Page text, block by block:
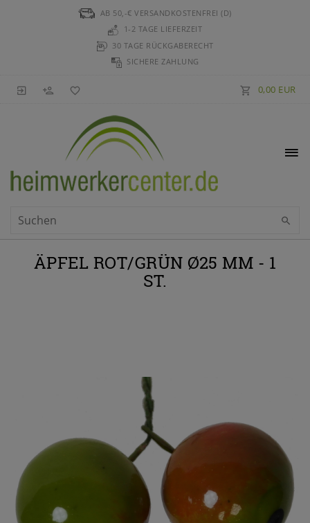
AB 50,-€ VERSANDKOSTENFREI (D)
1-2 TAGE LIEFERZEIT
30 TAGE RÜCKGABERECHT
SICHERE ZAHLUNG
0,00 EUR
ÄPFEL ROT/GRÜN Ø25 MM - 1
ST.